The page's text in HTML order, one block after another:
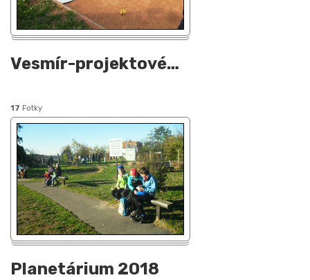
Vesmír-projektové…
17 Fotky
Planetárium 2018